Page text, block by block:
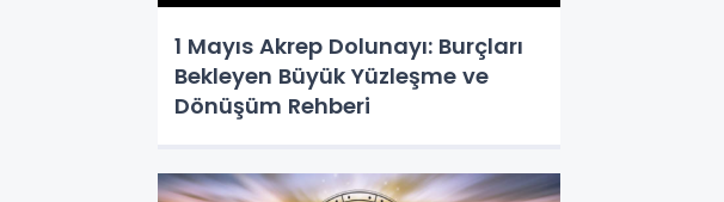
1 Mayıs Akrep Dolunayı: Burçları
Bekleyen Büyük Yüzleşme ve
Dönüşüm Rehberi